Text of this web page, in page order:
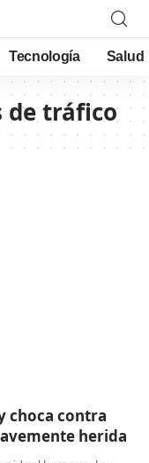
Tecnología Salud
de tráfico
choca contra
herida